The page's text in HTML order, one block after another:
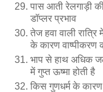
पास आती रेलगाड़ी
डॉप्लर प्रभाव
तेज हवा वाली
के कारण वाष्पीकरण
भाप से हाथ अधिक
में गुप्त ऊष्मा होती है
किस गुणधर्म के कारण